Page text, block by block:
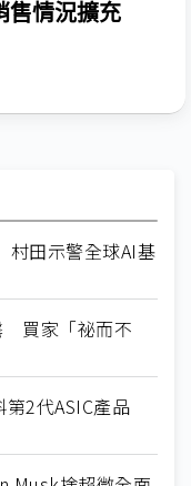
售情況擴充
田示警全球AI基
買家「祕而不
2代ASIC產品